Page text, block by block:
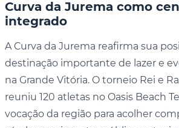
Curva da Jurema como
integrado
A Curva da Jurema reafirma sua
destinação importante de lazer e
na Grande Vitória. O torneio Rei e
reuniu 120 atletas no Oasis Beach
vocação da região para acolher